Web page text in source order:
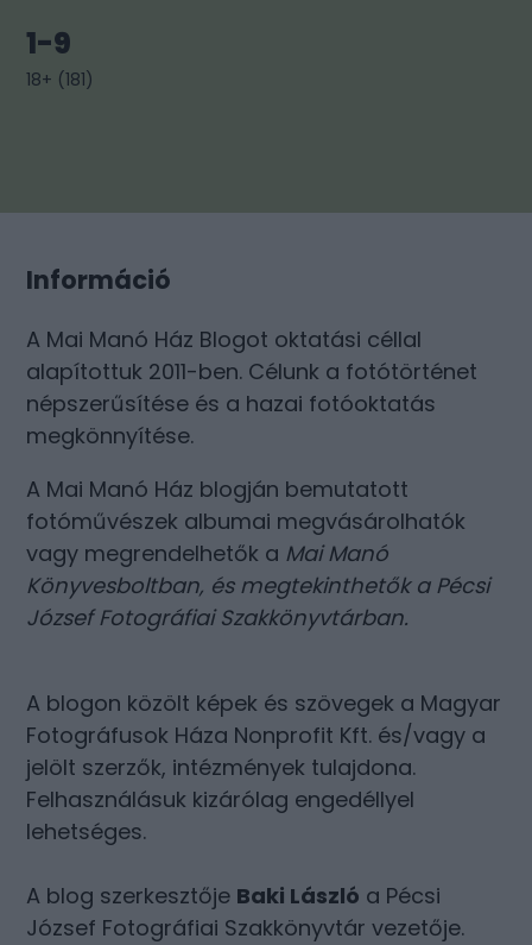
1-9
18+ (181)
Információ
A Mai Manó Ház Blogot oktatási céllal
alapítottuk 2011-ben. Célunk a fotótörténet
népszerűsítése és a hazai fotóoktatás
megkönnyítése.
A Mai Manó Ház blogján bemutatott
fotóművészek albumai megvásárolhatók
vagy megrendelhetők a Mai Manó
Könyvesboltban, és megtekinthetők a Pécsi
József Fotográfiai Szakkönyvtárban.
A blogon közölt képek és szövegek a Magyar
Fotográfusok Háza Nonprofit Kft. és/vagy a
jelölt szerzők, intézmények tulajdona.
Felhasználásuk kizárólag engedéllyel
lehetséges.
A blog szerkesztője Baki László a Pécsi
József Fotográfiai Szakkönyvtár vezetője.